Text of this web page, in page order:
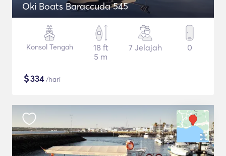
Oki Boats Baraccuda 545
Konsol Tengah
18 ft
5 m
7 Jelajah 0
$334/hari